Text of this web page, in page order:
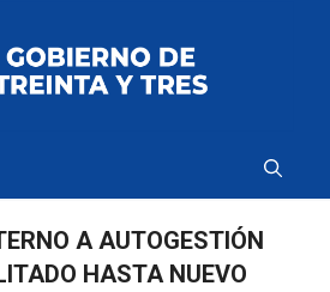
herramientas
A AUTOGESTIÓN
HASTA NUEVO